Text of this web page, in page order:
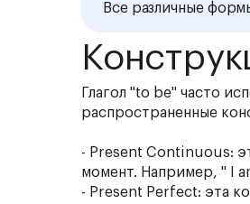
Все различные
Глагол "to be" часто
распространенные
- Present Continuous:
момент. Например, " I
- Present Perfect: эта